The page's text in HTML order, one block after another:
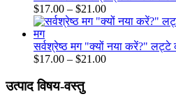
$21.00
$17.00 – $21.00Price
range:
through
$21.00
सर्वश्रेष्ठ मग "क्यों नया करें?"
$17.00 – $21.00Price
उत्पाद विषय-वस्तु